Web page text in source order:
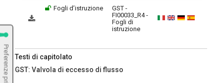
Fogli d’istruzione
GST -
FI00033_R4 -
Fogli di
istruzione
Testi di capitolato
GST: Valvola di eccesso di flusso